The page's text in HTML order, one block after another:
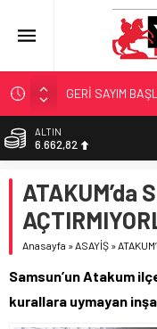
GERİ SAYIM
‘BAFRA’YA
YÖNETİCİ
ALTIN
6.662,82
13.779,39
DOLAR
47,6961
55,1808
ATAKUM’da
Anasayfa »ASAYİŞ »
Samsun’un Atakum
kurallara uymayan